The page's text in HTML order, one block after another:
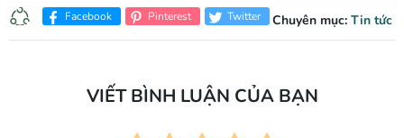
Facebook Pinterest Twitter Chuyên mục: Tin tức
VIẾT BÌNH LUẬN CỦA BẠN